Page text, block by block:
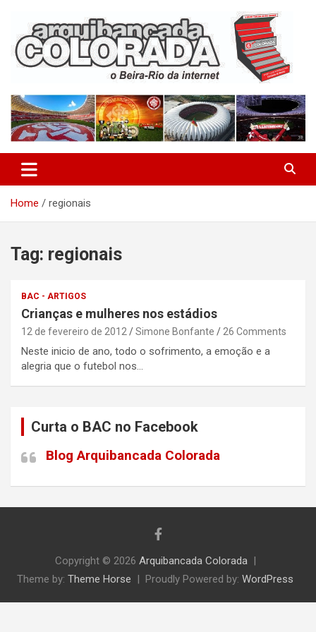
content
Arquibancada Colorada
Home regionais
Tag: regionais
BAC - ARTIGOS
Crianças e mulheres nos estádios
12 de fevereiro de 2012 Simone Bonfante 26 Comments
Neste inicio de ano, todo o sofrimento, a emoção e a
alegria que o futebol nos…
Curta o BAC no Facebook
Blog Arquibancada Colorada
Copyright © 2026 Arquibancada Colorada
Theme by: Theme Horse Proudly Powered by: WordPress